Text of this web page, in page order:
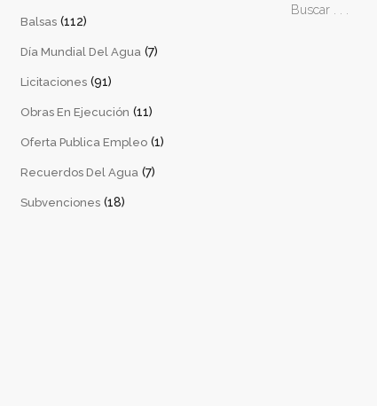
Balsas (112)
Día Mundial Del Agua (7)
Licitaciones (91)
Obras En Ejecución (11)
Oferta Publica Empleo (1)
Recuerdos Del Agua (7)
Subvenciones (18)